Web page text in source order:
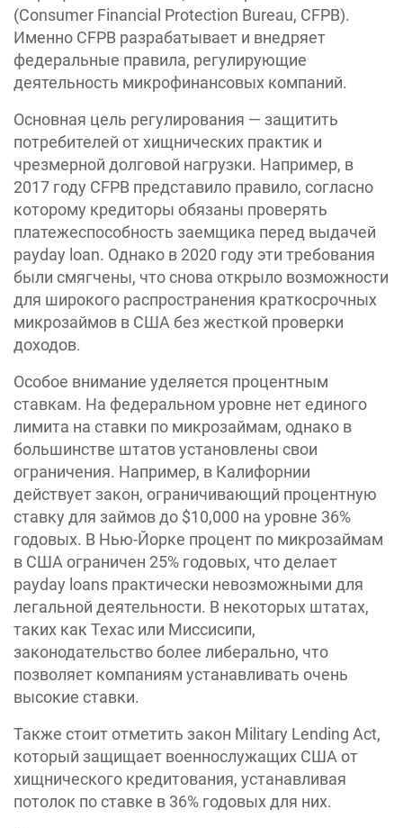
(Consumer Financial Protection Bureau, CFPB).
Именно CFPB разрабатывает и внедряет
федеральные правила, регулирующие
деятельность микрофинансовых компаний.
Основная цель регулирования — защитить
потребителей от хищнических практик и
чрезмерной долговой нагрузки. Например, в
2017 году CFPB представило правило, согласно
которому кредиторы обязаны проверять
платежеспособность заемщика перед выдачей
payday loan. Однако в 2020 году эти требования
были смягчены, что снова открыло возможности
для широкого распространения краткосрочных
микрозаймов в США без жесткой проверки
доходов.
Особое внимание уделяется процентным
ставкам. На федеральном уровне нет единого
лимита на ставки по микрозаймам, однако в
большинстве штатов установлены свои
ограничения. Например, в Калифорнии
действует закон, ограничивающий процентную
ставку для займов до $10,000 на уровне 36%
годовых. В Нью-Йорке процент по микрозаймам
в США ограничен 25% годовых, что делает
payday loans практически невозможными для
легальной деятельности. В некоторых штатах,
таких как Техас или Миссисипи,
законодательство более либерально, что
позволяет компаниям устанавливать очень
высокие ставки.
Также стоит отметить закон Military Lending Act,
который защищает военнослужащих США от
хищнического кредитования, устанавливая
потолок по ставке в 36% годовых для них.